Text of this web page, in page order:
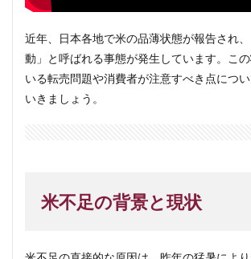
近年、日本各地で米の品薄状態が報告され
動」と呼ばれる事態が発生しています。こ
いる転売問題や消費者が注意すべき点につ
いきましょう。
米不足の背景と現状